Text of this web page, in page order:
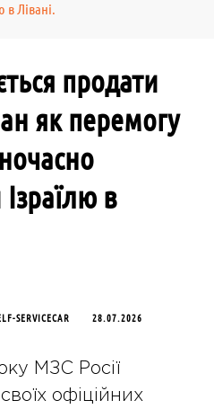
в Лівані.
продати
як перемогу
Ізраїлю в
SERVICECAR 28.07.2026
МЗС Росії
офіційних